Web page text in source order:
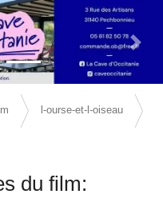
Next
l-ourse-et-l-oiseau
du film: